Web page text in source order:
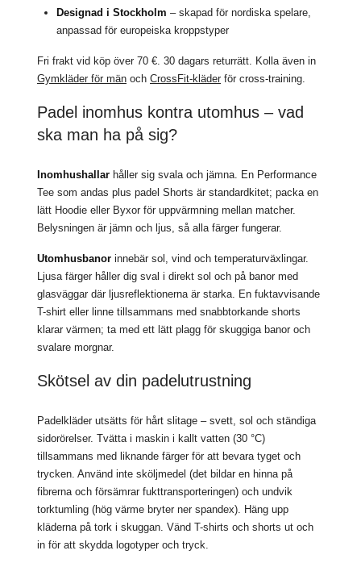
Designad i Stockholm – skapad för nordiska spelare,
anpassad för europeiska kroppstyper
Fri frakt vid köp över 70 €. 30 dagars returrätt. Kolla även in
Gymkläder för män och CrossFit-kläder för cross-training.
Padel inomhus kontra utomhus – vad
ska man ha på sig?
Inomhushallar håller sig svala och jämna. En Performance
Tee som andas plus padel Shorts är standardkitet; packa en
lätt Hoodie eller Byxor för uppvärmning mellan matcher.
Belysningen är jämn och ljus, så alla färger fungerar.
Utomhusbanor innebär sol, vind och temperaturväxlingar.
Ljusa färger håller dig sval i direkt sol och på banor med
glasväggar där ljusreflektionerna är starka. En fuktavvisande
T-shirt eller linne tillsammans med snabbtorkande shorts
klarar värmen; ta med ett lätt plagg för skuggiga banor och
svalare morgnar.
Skötsel av din padelutrustning
Padelkläder utsätts för hårt slitage – svett, sol och ständiga
sidorörelser. Tvätta i maskin i kallt vatten (30 °C)
tillsammans med liknande färger för att bevara tyget och
trycken. Använd inte sköljmedel (det bildar en hinna på
fibrerna och försämrar fukttransporteringen) och undvik
torktumling (hög värme bryter ner spandex). Häng upp
kläderna på tork i skuggan. Vänd T-shirts och shorts ut och
in för att skydda logotyper och tryck.